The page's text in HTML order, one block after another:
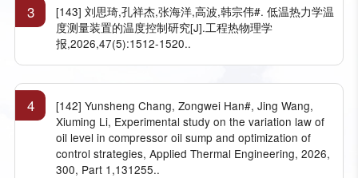
3
[143] 刘思琦,孔祥杰,张海洋,高波,韩宗伟#. 低温热力学温
度测量装置的温度控制研究[J].工程热物理学
报,2026,47(5):1512-1520..
4
[142] Yunsheng Chang, Zongwei Han#, Jing Wang,
Xiuming Li, Experimental study on the variation law of
oil level in compressor oil sump and optimization of
control strategies, Applied Thermal Engineering, 2026,
300, Part 1,131255..